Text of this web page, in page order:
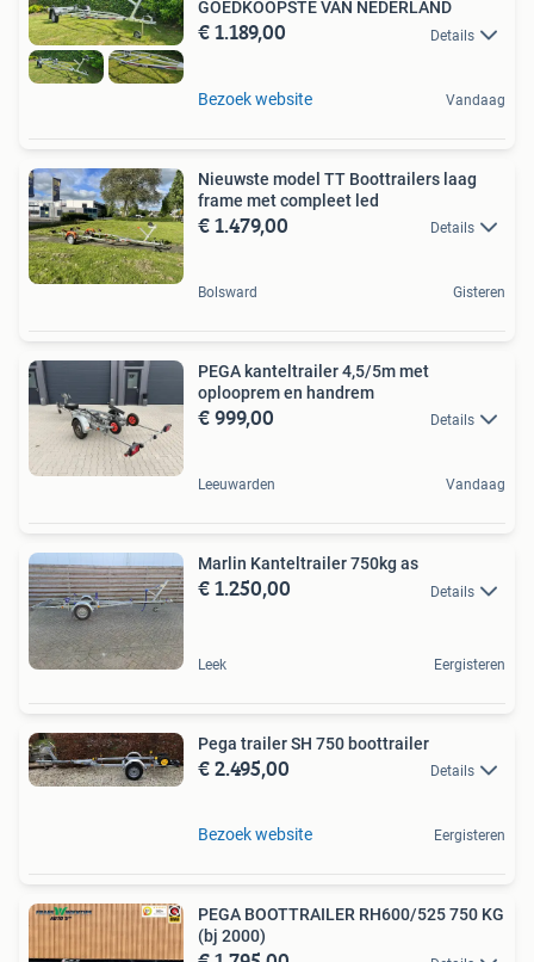
GOEDKOOPSTE VAN NEDERLAND
€ 1.189,00 Details
Bezoek website Vandaag
Nieuwste model TT Boottrailers laag
frame met compleet led
€ 1.479,00 Details
Bolsward Gisteren
PEGA kanteltrailer 4,5/5m met
oplooprem en handrem
€ 999,00 Details
Leeuwarden Vandaag
Marlin Kanteltrailer 750kg as
€ 1.250,00 Details
Leek Eergisteren
Pega trailer SH 750 boottrailer
€ 2.495,00 Details
Bezoek website Eergisteren
PEGA BOOTTRAILER RH600/525 750 KG
(bj 2000)